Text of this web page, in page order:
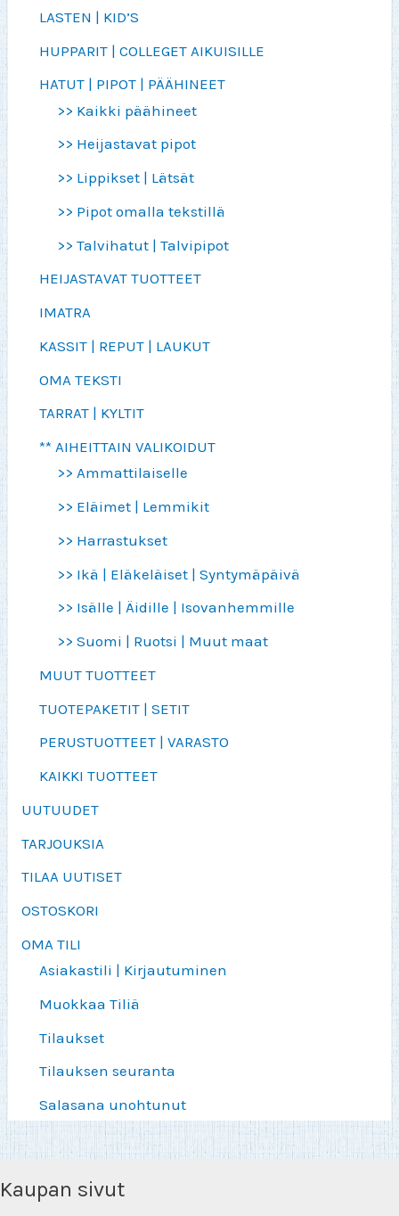
LASTEN | KID’S
HUPPARIT | COLLEGET AIKUISILLE
HATUT | PIPOT | PÄÄHINEET
>> Kaikki päähineet
>> Heijastavat pipot
>> Lippikset | Lätsät
>> Pipot omalla tekstillä
>> Talvihatut | Talvipipot
HEIJASTAVAT TUOTTEET
IMATRA
KASSIT | REPUT | LAUKUT
OMA TEKSTI
TARRAT | KYLTIT
** AIHEITTAIN VALIKOIDUT
>> Ammattilaiselle
>> Eläimet | Lemmikit
>> Harrastukset
>> Ikä | Eläkeläiset | Syntymäpäivä
>> Isälle | Äidille | Isovanhemmille
>> Suomi | Ruotsi | Muut maat
MUUT TUOTTEET
TUOTEPAKETIT | SETIT
PERUSTUOTTEET | VARASTO
KAIKKI TUOTTEET
UUTUUDET
TARJOUKSIA
TILAA UUTISET
OSTOSKORI
OMA TILI
Asiakastili | Kirjautuminen
Muokkaa Tiliä
Tilaukset
Tilauksen seuranta
Salasana unohtunut
Kaupan sivut